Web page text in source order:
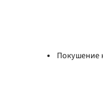
Покушение